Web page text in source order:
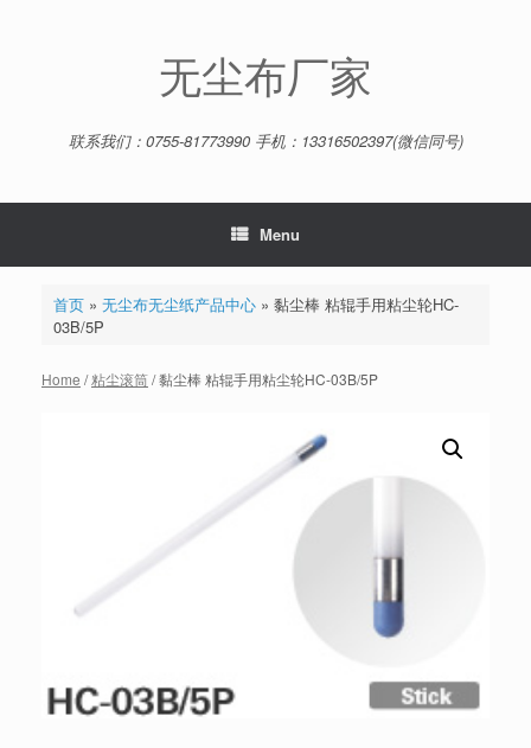
无尘布厂家
联系我们：0755-81773990 手机：13316502397(微信同号)
Menu
首页» 无尘布无尘纸产品中心» 黏尘棒 粘辊手用粘尘轮HC-
03B/5P
Home /粘尘滚筒/ 黏尘棒 粘辊手用粘尘轮HC-03B/5P